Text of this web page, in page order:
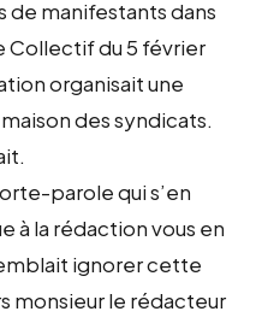
de manifestants dans
Collectif du 5 février
organisait une
des syndicats.
parole qui s’en
à la rédaction vous en
ignorer cette
monsieur le rédacteur